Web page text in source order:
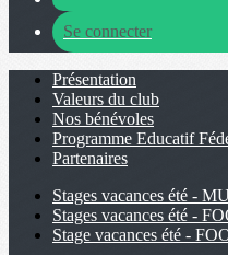
Se connecter
Présentation
Valeurs du club
Nos bénévoles
Programme Educatif
Partenaires
Stages vacances été -
Stages vacances été -
Stage vacances été -